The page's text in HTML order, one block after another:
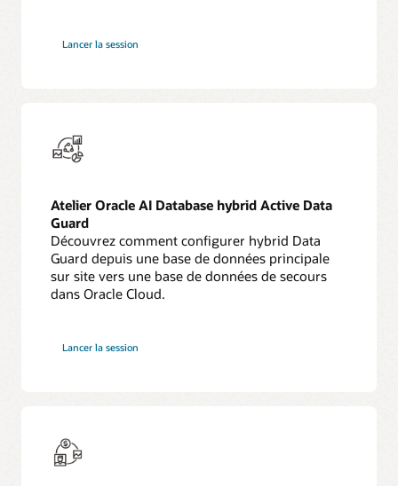
Lancer la session
Atelier Oracle AI Database hybrid Active Data
Guard
Découvrez comment configurer hybrid Data
Guard depuis une base de données principale
sur site vers une base de données de secours
dans Oracle Cloud.
Lancer la session